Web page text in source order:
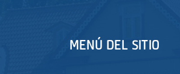
MENÚ DEL SITIO